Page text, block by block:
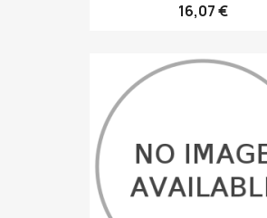
16,07 €